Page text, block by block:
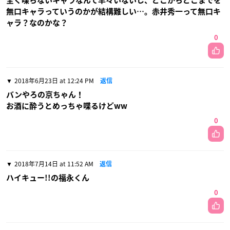
無口キャラっていうのかが結構難しい…。赤井秀一って無口キ
ャラ？なのかな？
0
2018年6月23日 at 12:24 PM 返信
バンやろの京ちゃん！
お酒に酔うとめっちゃ喋るけどww
0
2018年7月14日 at 11:52 AM 返信
ハイキュー!!の福永くん
0